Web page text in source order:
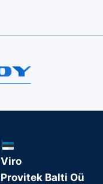
Viro
Provitek Balti Oü